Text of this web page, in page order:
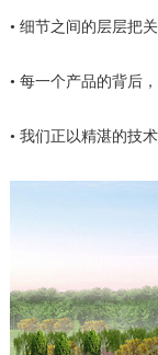
• 细节之间的层层把
• 每一个产品的背后
• 我们正以精湛的技